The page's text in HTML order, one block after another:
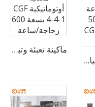
ماكينة تعبئة وتبيت مياه معدنية أوتوماتيكية CGF 4-4-1 بسعة 600 زجاجة/ساعة